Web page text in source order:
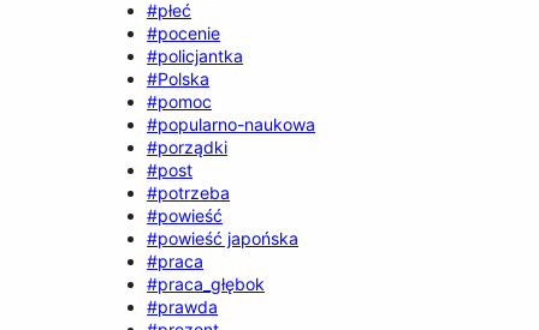
#płeć
#pocenie
#policjantka
#Polska
#pomoc
#popularno-naukowa
#porządki
#post
#potrzeba
#powieść
#powieść japońska
#praca
#praca_głębok
#prawda